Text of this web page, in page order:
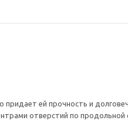
ей прочность и
отверстий по продольной